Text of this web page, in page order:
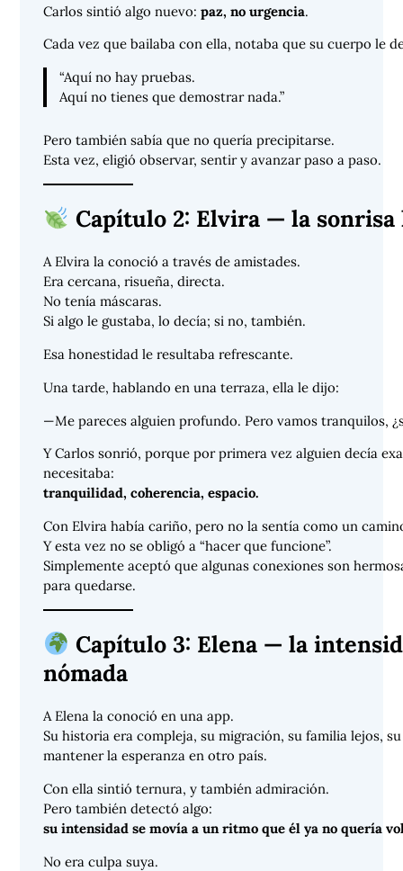
Carlos sintió algo nuevo: paz, no urgencia.
Cada vez que bailaba con ella, notaba que su cuerpo le
“Aquí no hay pruebas.
Aquí no tienes que demostrar nada.”
Pero también sabía que no quería precipitarse.
Esta vez, eligió observar, sentir y avanzar paso a paso.
Capítulo 2: Elvira — la sonrisa
A Elvira la conoció a través de amistades.
Era cercana, risueña, directa.
No tenía máscaras.
Si algo le gustaba, lo decía; si no, también.
Esa honestidad le resultaba refrescante.
Una tarde, hablando en una terraza, ella le dijo:
—Me pareces alguien profundo. Pero vamos tranquilos,
Y Carlos sonrió, porque por primera vez alguien decía
necesitaba:
tranquilidad, coherencia, espacio.
Con Elvira había cariño, pero no la sentía como un
Y esta vez no se obligó a “hacer que funcione”.
Simplemente aceptó que algunas conexiones son
para quedarse.
Capítulo 3: Elena — la
nómada
A Elena la conoció en una app.
Su historia era compleja, su migración, su familia lejos,
mantener la esperanza en otro país.
Con ella sintió ternura, y también admiración.
Pero también detectó algo:
su intensidad se movía a un ritmo que él ya no quería
No era culpa suya.